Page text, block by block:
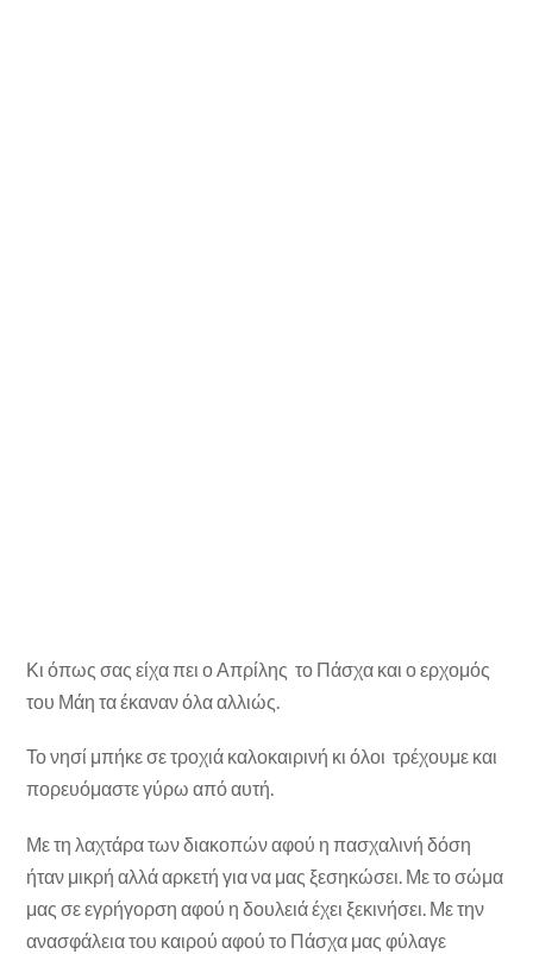
Κι όπως σας είχα πει ο Απρίλης το Πάσχα και ο ερχομός
του Μάη τα έκαναν όλα αλλιώς.
Το νησί μπήκε σε τροχιά καλοκαιρινή κι όλοι τρέχουμε και
πορευόμαστε γύρω από αυτή.
Με τη λαχτάρα των διακοπών αφού η πασχαλινή δόση
ήταν μικρή αλλά αρκετή για να μας ξεσηκώσει. Με το σώμα
μας σε εγρήγορση αφού η δουλειά έχει ξεκινήσει. Με την
ανασφάλεια του καιρού αφού το Πάσχα μας φύλαγε